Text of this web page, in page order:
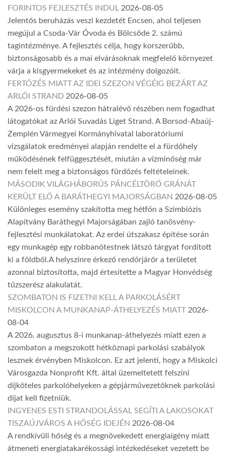
FORINTOS FEJLESZTÉS INDUL 2026-08-05
Jelentős beruházás veszi kezdetét Encsen, ahol teljesen
megújul a Csoda-Vár Óvoda és Bölcsőde 2. számú
tagintézménye. A fejlesztés célja, hogy korszerűbb,
biztonságosabb és a mai elvárásoknak megfelelő környezet
várja a kisgyermekeket és az intézmény dolgozóit.
FERTŐZÉS MIATT AZ IDEI SZEZON VÉGÉIG BEZÁRT AZ
ARLÓI STRAND 2026-08-05
A 2026-os fürdési szezon hátralévő részében nem fogadhat
látogatókat az Arlói Suvadás Liget Strand. A Borsod-Abaúj-
Zemplén Vármegyei Kormányhivatal laboratóriumi
vizsgálatok eredményei alapján rendelte el a fürdőhely
működésének felfüggesztését, miután a vízminőség már
nem felelt meg a biztonságos fürdőzés feltételeinek.
MÁSODIK VILÁGHÁBORÚS PÁNCÉLTÖRŐ GRÁNÁT
KERÜLT ELŐ A BARÁTHEGYI MAJORSÁGBAN 2026-08-05
Különleges esemény szakította meg hétfőn a Szimbiózis
Alapítvány Baráthegyi Majorságában zajló tanösvény-
fejlesztési munkálatokat. Az erdei útszakasz építése során
egy munkagép egy robbanótestnek látszó tárgyat fordított
ki a földből.A helyszínre érkező rendőrjárőr a területet
azonnal biztosította, majd értesítette a Magyar Honvédség
tűzszerész alakulatát.
SZOMBATON IS FIZETNI KELL A PARKOLÁSÉRT
MISKOLCON A MUNKANAP-ÁTHELYEZÉS MIATT 2026-
08-04
A 2026. augusztus 8-i munkanap-áthelyezés miatt ezen a
szombaton a megszokott hétköznapi parkolási szabályok
lesznek érvényben Miskolcon. Ez azt jelenti, hogy a Miskolci
Városgazda Nonprofit Kft. által üzemeltetett felszíni
díjköteles parkolóhelyeken a gépjárművezetőknek parkolási
díjat kell fizetniük.
INGYENES ESTI STRANDOLÁSSAL SEGÍTI A LAKOSOKAT
TISZAÚJVÁROS A HŐSÉG IDEJÉN 2026-08-04
A rendkívüli hőség és a megnövekedett energiaigény miatt
átmeneti energiatakarékossági intézkedéseket vezetett be